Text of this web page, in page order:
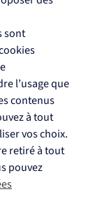
sont
l’usage que
contenus
à tout
vos choix.
retiré à tout
pouvez